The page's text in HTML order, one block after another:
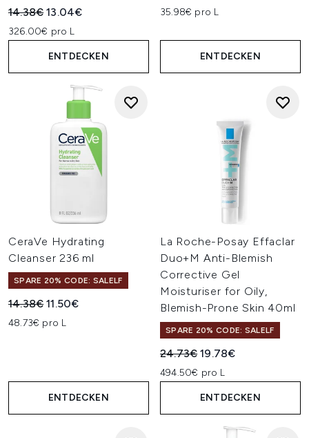
Unverbindliche Preisempfehlung:
14.38€Aktueller Preis:
13.04€
326.00€ pro L
ENTDECKEN
35.98€ pro L
ENTDECKEN
CeraVe Hydrating
Cleanser 236 ml
SPARE 20% CODE: SALELF
Unverbindliche Preisempfehlung:
14.38€Aktueller Preis:
11.50€
48.73€ pro L
ENTDECKEN
La Roche-Posay Effaclar
Duo+M Anti-Blemish
Corrective Gel
Moisturiser for Oily,
Blemish-Prone Skin 40ml
SPARE 20% CODE: SALELF
Unverbindliche
24.73€Aktueller Preis:
19.78€
494.50€ pro L
ENTDECKEN